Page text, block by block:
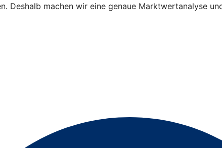
Deshalb machen wir eine genaue Marktwertanalyse